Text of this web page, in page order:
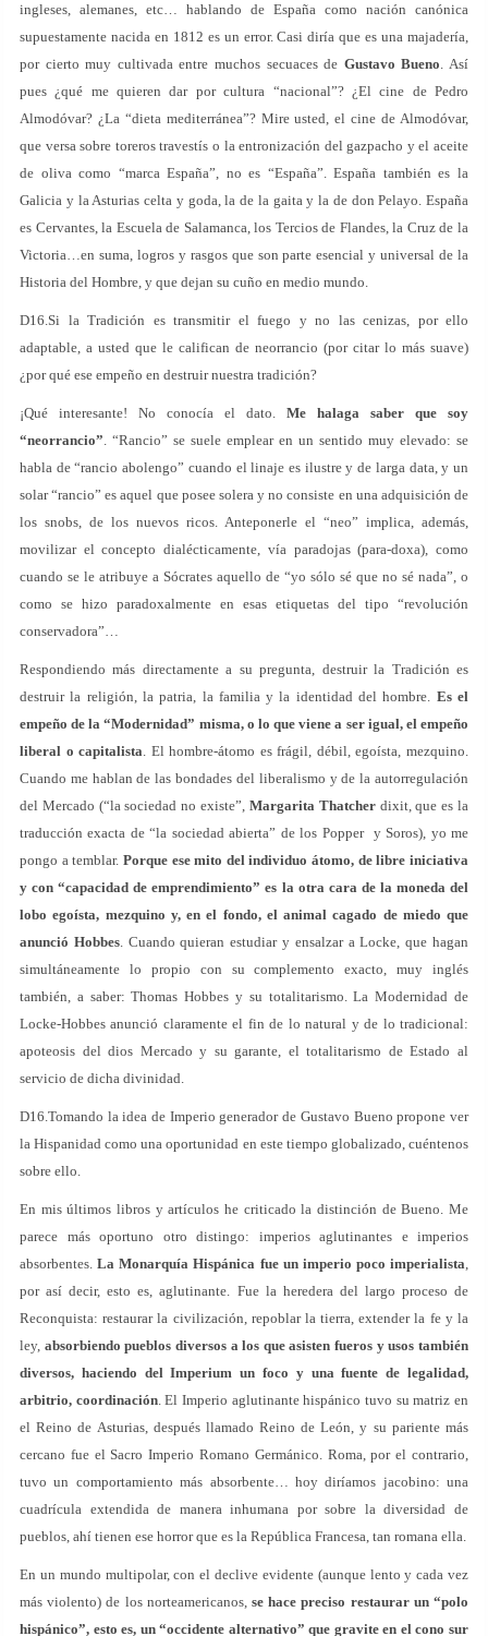
ingleses, alemanes, etc… hablando de España como nación canónica
supuestamente nacida en 1812 es un error. Casi diría que es una majadería,
por cierto muy cultivada entre muchos secuaces de Gustavo Bueno. Así
pues ¿qué me quieren dar por cultura “nacional”? ¿El cine de Pedro
Almodóvar? ¿La “dieta mediterránea”? Mire usted, el cine de Almodóvar,
que versa sobre toreros travestís o la entronización del gazpacho y el aceite
de oliva como “marca España”, no es “España”. España también es la
Galicia y la Asturias celta y goda, la de la gaita y la de don Pelayo. España
es Cervantes, la Escuela de Salamanca, los Tercios de Flandes, la Cruz de la
Victoria…en suma, logros y rasgos que son parte esencial y universal de la
Historia del Hombre, y que dejan su cuño en medio mundo.
D16.Si la Tradición es transmitir el fuego y no las cenizas, por ello
adaptable, a usted que le califican de neorrancio (por citar lo más suave)
¿por qué ese empeño en destruir nuestra tradición?
¡Qué interesante! No conocía el dato. Me halaga saber que soy
“neorrancio”. “Rancio” se suele emplear en un sentido muy elevado: se
habla de “rancio abolengo” cuando el linaje es ilustre y de larga data, y un
solar “rancio” es aquel que posee solera y no consiste en una adquisición de
los snobs, de los nuevos ricos. Anteponerle el “neo” implica, además,
movilizar el concepto dialécticamente, vía paradojas (para-doxa), como
cuando se le atribuye a Sócrates aquello de “yo sólo sé que no sé nada”, o
como se hizo paradoxalmente en esas etiquetas del tipo “revolución
conservadora”…
Respondiendo más directamente a su pregunta, destruir la Tradición es
destruir la religión, la patria, la familia y la identidad del hombre. Es el
empeño de la “Modernidad” misma, o lo que viene a ser igual, el empeño
liberal o capitalista. El hombre-átomo es frágil, débil, egoísta, mezquino.
Cuando me hablan de las bondades del liberalismo y de la autorregulación
del Mercado (“la sociedad no existe”, Margarita Thatcherdixit, que es la
traducción exacta de “la sociedad abierta” de los Popper y Soros), yo me
pongo a temblar. Porque ese mito del individuo átomo, de libre iniciativa
y con “capacidad de emprendimiento” es la otra cara de la moneda del
lobo egoísta, mezquino y, en el fondo, el animal cagado de miedo que
anunció Hobbes. Cuando quieran estudiar y ensalzar a Locke, que hagan
simultáneamente lo propio con su complemento exacto, muy inglés
también, a saber: Thomas Hobbes y su totalitarismo. La Modernidad de
Locke-Hobbes anunció claramente el fin de lo natural y de lo tradicional:
apoteosis del dios Mercado y su garante, el totalitarismo de Estado al
servicio de dicha divinidad.
D16.Tomando la idea de Imperio generador de Gustavo Bueno propone ver
la Hispanidad como una oportunidad en este tiempo globalizado, cuéntenos
sobre ello.
En mis últimos libros y artículos he criticado la distinción de Bueno. Me
parece más oportuno otro distingo: imperios aglutinantes e imperios
absorbentes.La Monarquía Hispánica fue un imperio poco imperialista,
por así decir, esto es, aglutinante. Fue la heredera del largo proceso de
Reconquista: restaurar la civilización, repoblar la tierra, extender la fe y la
ley, absorbiendo pueblos diversos a los que asisten fueros y usos también
diversos, haciendo del Imperium un foco y una fuente de legalidad,
arbitrio, coordinación. El Imperio aglutinante hispánico tuvo su matriz en
el Reino de Asturias, después llamado Reino de León, y su pariente más
cercano fue el Sacro Imperio Romano Germánico. Roma, por el contrario,
tuvo un comportamiento más absorbente… hoy diríamos jacobino: una
cuadrícula extendida de manera inhumana por sobre la diversidad de
pueblos, ahí tienen ese horror que es la República Francesa, tan romana ella.
En un mundo multipolar, con el declive evidente (aunque lento y cada vez
más violento) de los norteamericanos, se hace preciso restaurar un “polo
hispánico”, esto es, un “occidente alternativo” que gravite en el cono sur